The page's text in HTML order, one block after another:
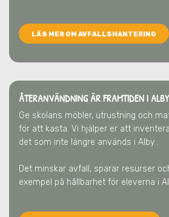
LÄS MER OM AVFALLSHANTERING
ÅTERANVÄNDNING ÄR FRAMTIDENI ALBY
Ge skolans möbler, utrustning och
för att kasta. Vi hjälper er att
det som inte längre används i Alby .
Det minskar avfall, sparar resurser
exempel på hållbarhet för eleverna i